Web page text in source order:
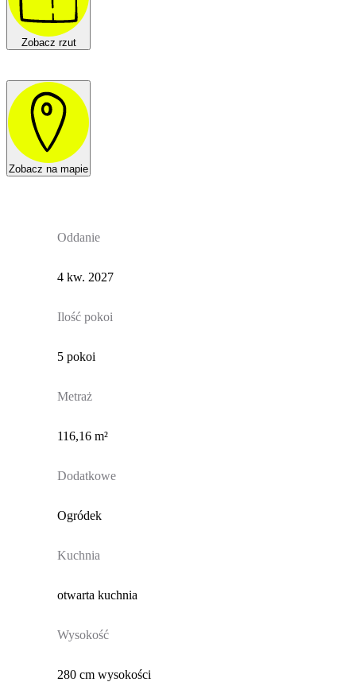
Zobacz rzut
Zobacz na mapie
Oddanie
4 kw. 2027
Ilość pokoi
5 pokoi
Metraż
116,16 m²
Dodatkowe
Ogródek
Kuchnia
otwarta kuchnia
Wysokość
280 cm wysokości